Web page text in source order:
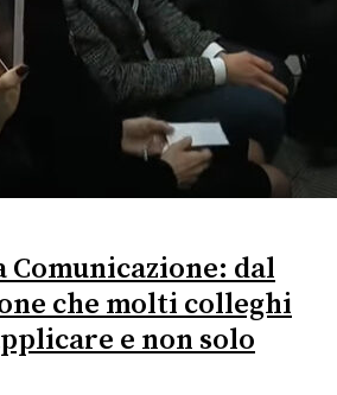
Comunicazione: dal
che molti colleghi
e non solo